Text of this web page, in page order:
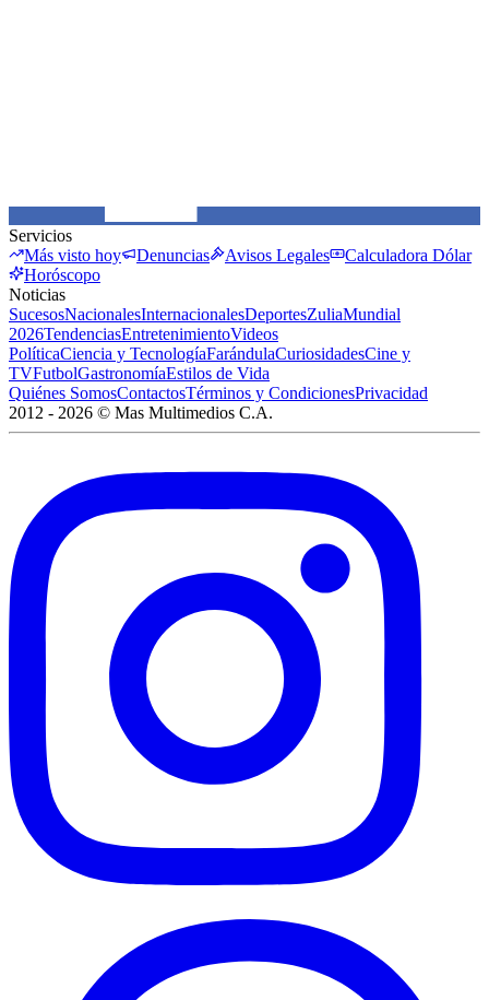
Servicios
Más visto hoy
Denuncias Avisos Legales
Calculadora Dólar
Horóscopo
Noticias
SucesosNacionalesInternacionalesDeportesZuliaMundial
2026TendenciasEntretenimientoVideos
PolíticaCiencia y TecnologíaFarándulaCuriosidadesCine y
TVFutbolGastronomíaEstilos de Vida
Quiénes SomosContactosTérminos y CondicionesPrivacidad
2012 - 2026 © Mas Multimedios C.A.